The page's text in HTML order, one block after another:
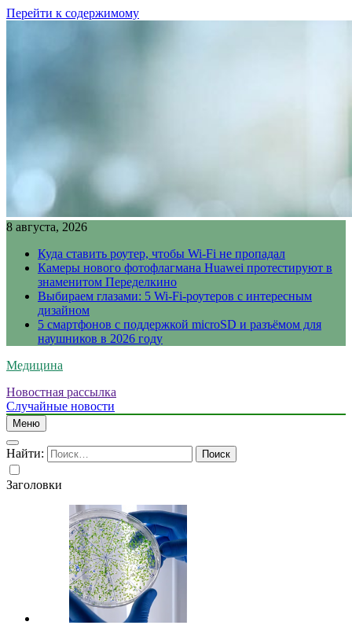
Перейти к содержимому
8 августа, 2026
Куда ставить роутер, чтобы Wi-Fi не пропадал
Камеры нового фотофлагмана Huawei протестируют в
знаменитом Переделкино
Выбираем глазами: 5 Wi-Fi-роутеров с интересным
дизайном
5 смартфонов с поддержкой microSD и разъёмом для
наушников в 2026 году
Медицина
Новостная рассылка
Случайные новости
Меню
Найти:
Заголовки